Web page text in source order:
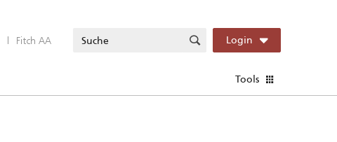
| Fitch AA Login
Tools